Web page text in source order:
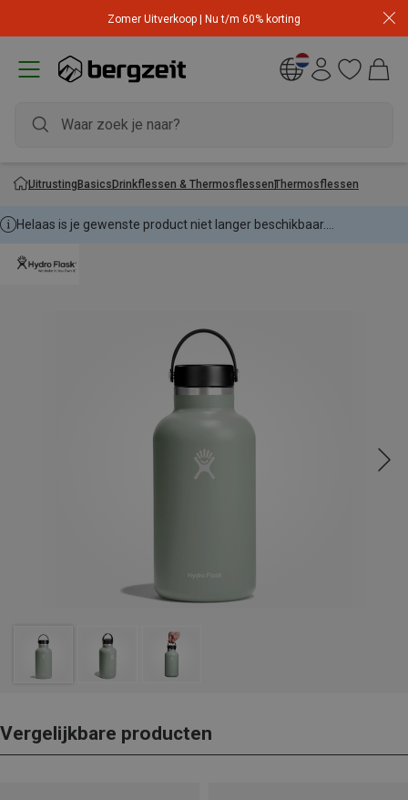
Zomer Uitverkoop | Nu t/m 60% korting
UitrustingBasicsDrinkflessen & ThermosflessenThermosflessen
Helaas is je gewenste product niet langer beschikbaar....
Vergelijkbare producten